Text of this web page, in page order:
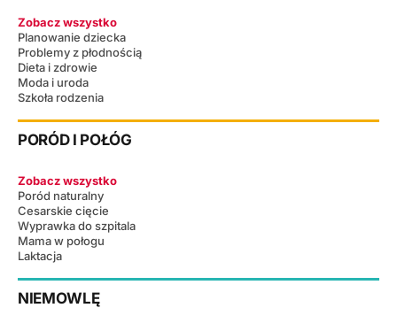
Zobacz wszystko
Planowanie dziecka
Problemy z płodnością
Dieta i zdrowie
Moda i uroda
Szkoła rodzenia
PORÓD I POŁÓG
Zobacz wszystko
Poród naturalny
Cesarskie cięcie
Wyprawka do szpitala
Mama w połogu
Laktacja
NIEMOWLĘ